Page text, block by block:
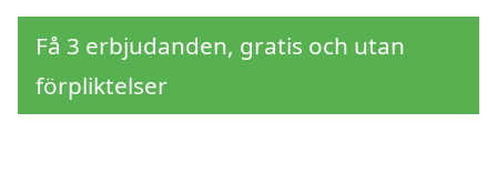
Få 3 erbjudanden, gratis och utan
förpliktelser